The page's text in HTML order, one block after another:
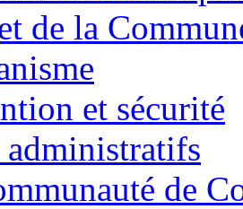
de la
et sécurité
administratifs
de